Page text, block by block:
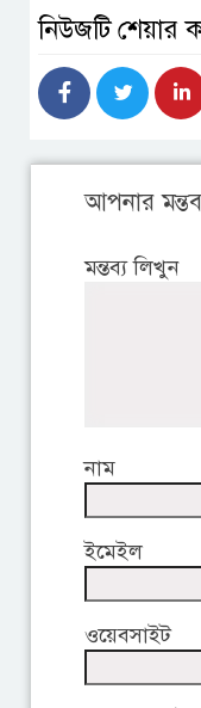
নিউজটি শেয়ার
আপনার
মন্তব্য লিখুন
নাম
ইমেইল
ওয়েবসাইট